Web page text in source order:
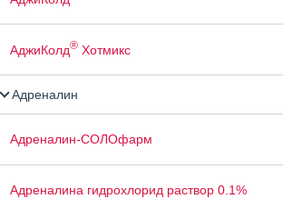
АджиКолд®Хотмикс
Адреналин
Адреналин-СОЛОфарм
Адреналина гидрохлорид раствор 0.1%